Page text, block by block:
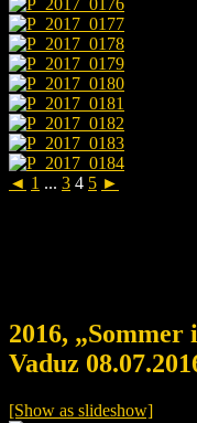
◄ 1 ... 3 4 5 ►
2016,
Vaduz
[Show as slideshow]